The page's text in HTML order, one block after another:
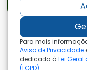
©2026 -
- Todos
Para mais
Aviso de Privacidade
dedicada à Lei Geral
(LGPD).